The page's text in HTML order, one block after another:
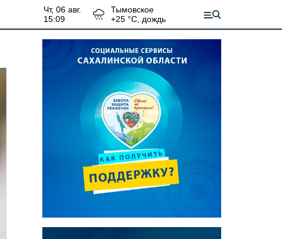
чт, 06 авг.
15:09
Тымовское
+25 °С, дождь